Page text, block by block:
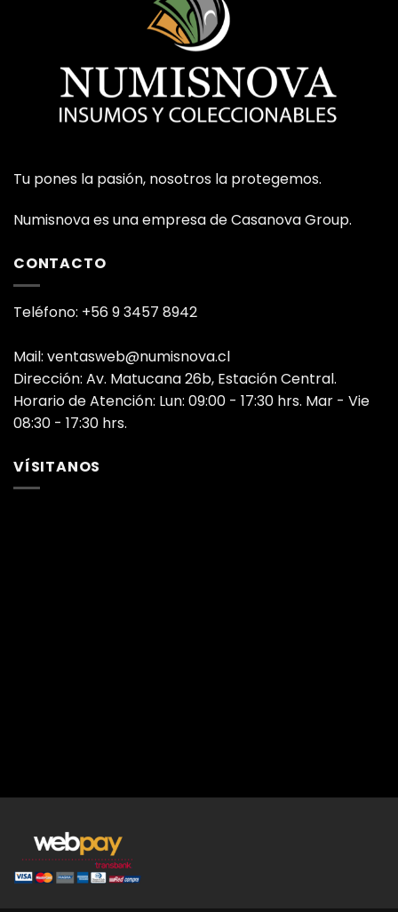
Tu pones la pasión, nosotros la protegemos.
Numisnova es una empresa de Casanova Group.
CONTACTO
Teléfono: +56 9 3457 8942
Mail: ventasweb@numisnova.cl
Dirección: Av. Matucana 26b, Estación Central.
Horario de Atención: Lun: 09:00 - 17:30 hrs. Mar - Vie
08:30 - 17:30 hrs.
VÍSITANOS